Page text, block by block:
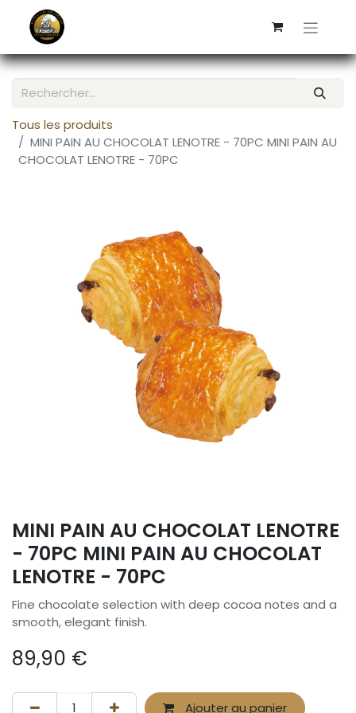
Tous les produits
MINI PAIN AU CHOCOLAT LENOTRE - 70PC MINI PAIN AU
CHOCOLAT LENOTRE - 70PC
MINI PAIN AU CHOCOLAT LENOTRE
- 70PC MINI PAIN AU CHOCOLAT
LENOTRE - 70PC
Fine chocolate selection with deep cocoa notes and a
smooth, elegant finish.
89,90 €
Ajouter au panier